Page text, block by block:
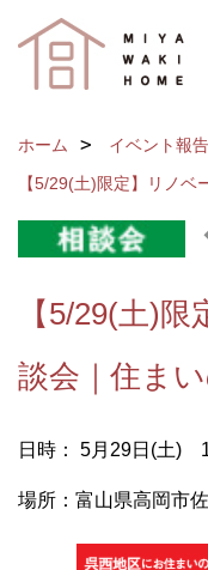
ホーム
イベント報告
【5/29(土)限定】リノベ
【5/29(土)
談会｜住ま
日時： 5月29日(土)
場所：富山県高岡市